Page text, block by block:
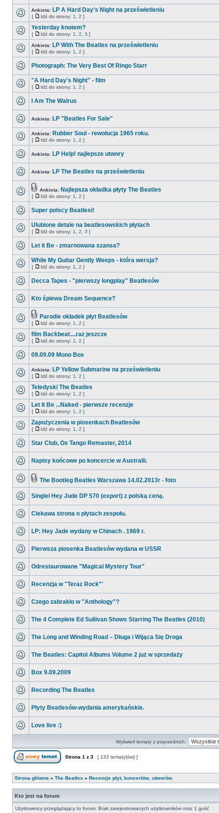
Ankieta: LP A Hard Day's Night na prześwietleniu
[ Idź do strony: 1 2 ]
Yesterday knotem?
[ Idź do strony: 1 2 3 ]
Ankieta: LP With The Beatles na prześwietleniu
[ Idź do strony: 1 2 ]
Photograph: The Very Best Of Ringo Starr
"A Hard Day's Night" - film
[ Idź do strony: 1 2 ]
I Am The Walrus
Ankieta: LP "Beatles For Sale"
Ankieta: Rubber Soul - rewolucja 1965 roku.
[ Idź do strony: 1 2 ]
Ankieta: LP Help! najlepsze utwory
Ankieta: LP The Beatles na prześwietleniu
Ankieta: Najlepsza okładka płyty The Beatles
[ Idź do strony: 1 2 ]
Super polscy Beatlesi!
Ulubione detale na beatlesowskich płytach
[ Idź do strony: 1 2 3 ]
Let it Be - zmarnowana szansa?
While My Guitar Gently Weeps - która wersja?
[ Idź do strony: 1 2 ]
Decca Tapes - "pierwszy longplay" Beatlesów
Kto śpiewa Dream Sequence?
Parodie okładek płyt Beatlesów
[ Idź do strony: 1 2 ]
film Backbeat....raz jeszcze
[ Idź do strony: 1 2 ]
09.09.09 Mono Box
Ankieta: LP Yellow Submarine na prześwietleniu
[ Idź do strony: 1 2 ]
Teledyski The Beatles
[ Idź do strony: 1 2 ]
Let It Be ...Naked - pierwsze recenzje
[ Idź do strony: 1 2 ]
Zapożyczenia w piosenkach Beatlesów
[ Idź do strony: 1 2 ]
Star Club, Ox Tango Remaster, 2014
Napisy końcowe po koncercie w Australii.
The Bootleg Beatles Warszawa 14.02.2013r - foto
Singiel Hey Jude DP 570 (export) z polską ceną.
Ciekawa strona o płytach zespołu.
LP: Hey Jade wydany w Chinach . 1969 r.
Pierwsza piosenka Beatlesów wydana w USSR
Odrestaurowane "Magical Mystery Tour"
Recenzja w ''Teraz Rock"'
Czego zabrakło w "Anthology"?
The 4 Complete Ed Sullivan Shows Starring The Beatles (2010)
The Long and Winding Road – Długa i Wijąca Się Droga
The Beatles: Capitol Albums Volume 2 już w sprzedaży
Box 9.09.2009
Recording The Beatles
Płyty Beatlesów-wydania amerykańskie.
Love live :)
Wyświetl tematy z poprzednich:
Strona 1 z 3 [ 133 tematy(ów) ]
Strona główna » The Beatles » Recenzje płyt, koncertów, utworów.
Kto jest na forum
Użytkownicy przeglądający to forum: Brak zarejestrowanych użytkowników oraz 1 gość